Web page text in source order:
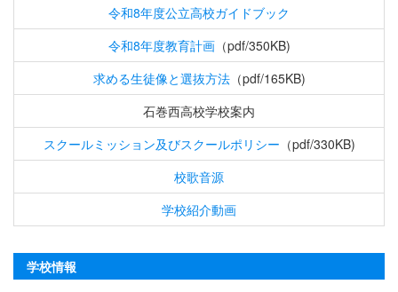
令和8年度公立高校ガイドブック
令和8年度教育計画（pdf/350KB)
求める生徒像と選抜方法（pdf/165KB)
石巻西高校学校案内
スクールミッション及びスクールポリシー （pdf/330KB)
校歌音源
学校紹介動画
学校情報